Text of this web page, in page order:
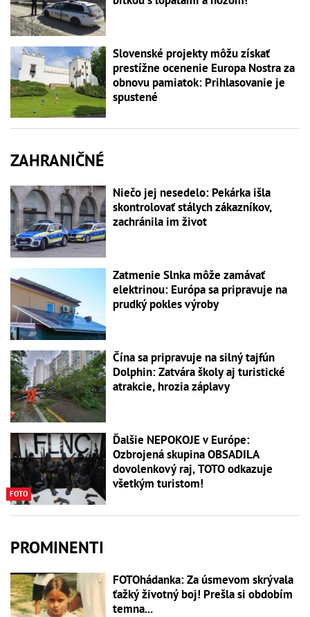
Slovenské projekty môžu získať
prestížne ocenenie Europa Nostra za
obnovu pamiatok: Prihlasovanie je
spustené
ZAHRANIČNÉ
Niečo jej nesedelo: Pekárka išla
skontrolovať stálych zákazníkov,
zachránila im život
Zatmenie Slnka môže zamávať
elektrinou: Európa sa pripravuje na
prudký pokles výroby
Čína sa pripravuje na silný tajfún
Dolphin: Zatvára školy aj turistické
atrakcie, hrozia záplavy
FOTO
Ďalšie NEPOKOJE v Európe:
Ozbrojená skupina OBSADILA
dovolenkový raj, TOTO odkazuje
všetkým turistom!
PROMINENTI
FOTOhádanka: Za úsmevom skrývala
ťažký životný boj! Prešla si obdobím
temna...